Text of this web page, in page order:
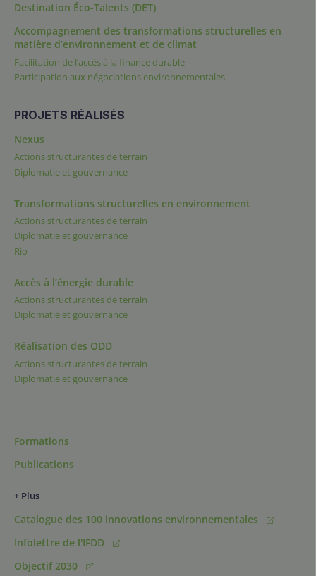
Destination Éco-Talents (DET)
Accompagnement des transformations structurelles en
matière d’environnement et de climat
Facilitation de l’accès à la finance durable
Participation aux négociations environnementales
PROJETS RÉALISÉS
Nexus
Actions structurantes de terrain
Diplomatie et gouvernance
Transformations structurelles en environnement
Actions structurantes de terrain
Diplomatie et gouvernance
Rio
Accès à l’énergie durable
Actions structurantes de terrain
Diplomatie et gouvernance
Réalisation des ODD
Actions structurantes de terrain
Diplomatie et gouvernance
Formations
Publications
+ Plus
Catalogue des 100 innovations environnementales
Infolettre de l'IFDD
Objectif 2030